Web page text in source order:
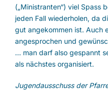
(„Ministranten“) viel Spass
jeden Fall wiederholen, da
gut angekommen ist. Auch
angesprochen und
… man darf also gespannt
als nächstes organisiert.
Jugendausschuss der